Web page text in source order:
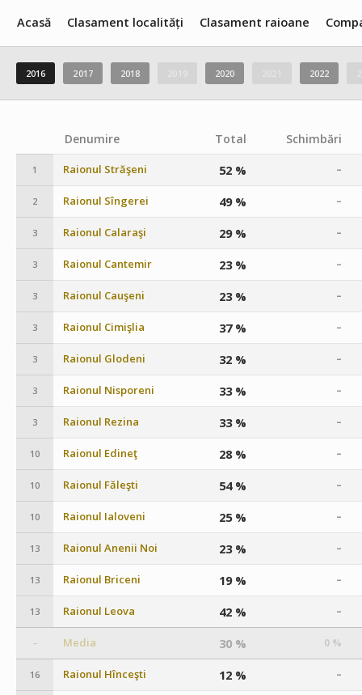
Acasă Clasament localități Clasament raioane
2016 2017 2018 2020 2022
Denumire Total Schimbări
1 Raionul Străşeni 52 % –
2 Raionul Sîngerei 49 % –
3 Raionul Calaraşi 29 % –
3 Raionul Cantemir 23 % –
3 Raionul Cauşeni 23 % –
3 Raionul Cimişlia 37 % –
3 Raionul Glodeni 32 % –
3 Raionul Nisporeni 33 % –
3 Raionul Rezina 33 % –
10 Raionul Edineţ 28 % –
10 Raionul Făleşti 54 % –
10 Raionul Ialoveni 25 % –
13 Raionul Anenii Noi 23 % –
13 Raionul Briceni 19 % –
13 Raionul Leova 42 % –
– Media 30 % 0 %
16 Raionul Hînceşti 12 % –